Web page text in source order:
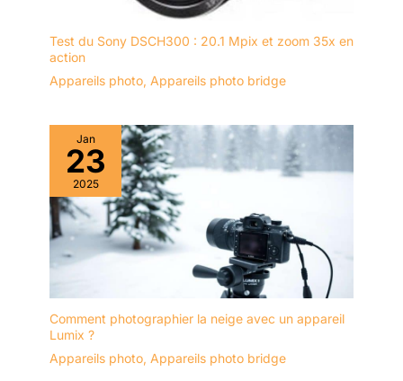
Test du Sony DSCH300 : 20.1 Mpix et zoom 35x en
action
Appareils photo, Appareils photo bridge
Jan
23
2025
Comment photographier la neige avec un appareil
Lumix ?
Appareils photo, Appareils photo bridge